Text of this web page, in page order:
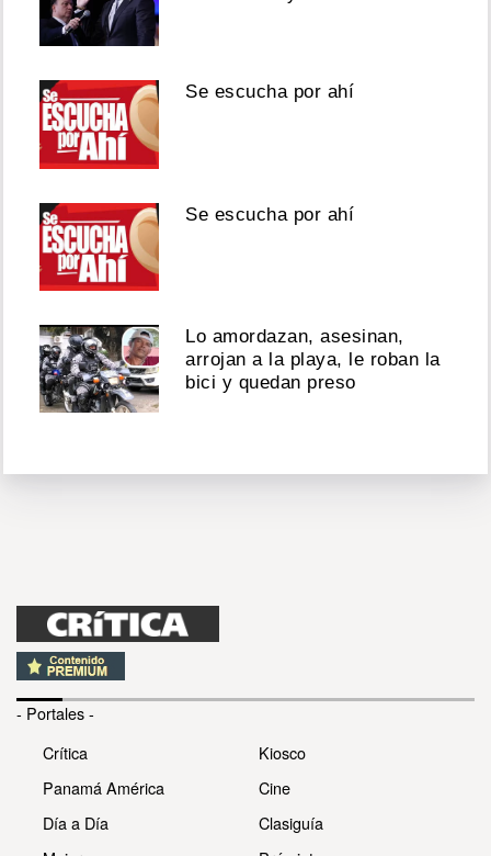
Se escucha por ahí
Se escucha por ahí
Lo amordazan, asesinan,
arrojan a la playa, le roban la
bici y quedan preso
- Portales -
Crítica
Panamá América
Día a Día
Kiosco
Cine
Clasiguía